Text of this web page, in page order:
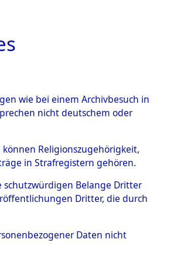
→0003
wie bei einem Archivbesuch in
nicht deutschem oder
Religionszugehörigkeit,
in Strafregistern gehören.
schutzwürdigen Belange Dritter
Dritter, die durch
Daten nicht